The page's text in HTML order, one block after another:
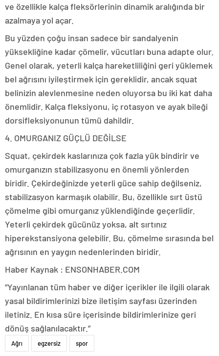
ve özellikle kalça fleksörlerinin dinamik aralığında bir
azalmaya yol açar.
Bu yüzden çoğu insan sadece bir sandalyenin
yüksekliğine kadar çömelir, vücutları buna adapte olur.
Genel olarak, yeterli kalça hareketliliğini geri yüklemek
bel ağrısını iyileştirmek için gereklidir, ancak squat
belinizin alevlenmesine neden oluyorsa bu iki kat daha
önemlidir. Kalça fleksiyonu, iç rotasyon ve ayak bileği
dorsifleksiyonunun tümü dahildir.
4. OMURGANIZ GÜÇLÜ DEĞİLSE
Squat, çekirdek kaslarınıza çok fazla yük bindirir ve
omurganızın stabilizasyonu en önemli yönlerden
biridir. Çekirdeğinizde yeterli güce sahip değilseniz,
stabilizasyon karmaşık olabilir. Bu, özellikle sırt üstü
çömelme gibi omurganız yüklendiğinde geçerlidir.
Yeterli çekirdek gücünüz yoksa, alt sırtınız
hiperekstansiyona gelebilir. Bu, çömelme sırasında bel
ağrısının en yaygın nedenlerinden biridir.
Haber Kaynak : ENSONHABER.COM
“Yayınlanan tüm haber ve diğer içerikler ile ilgili olarak
yasal bildirimlerinizi bize iletişim sayfası üzerinden
iletiniz. En kısa süre içerisinde bildirimlerinize geri
dönüş sağlanılacaktır.”
Ağrı egzersiz spor